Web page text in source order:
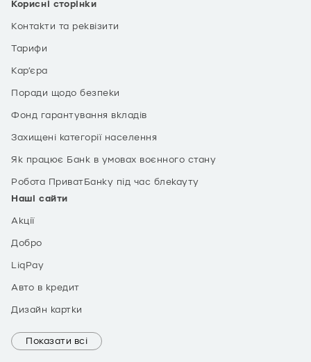
Корисні сторінки
Контакти та реквізити
Тарифи
Кар’єра
Поради щодо безпеки
Фонд гарантування вкладів
Захищені категорії населення
Як працює Банк в умовах воєнного стану
Робота ПриватБанку під час блекауту
Наші сайти
Акції
Добро
LiqPay
Авто в кредит
Дизайн картки
Показати всі